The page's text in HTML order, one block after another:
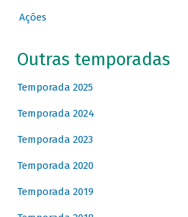
Ações
Outras temporadas
Temporada 2025
Temporada 2024
Temporada 2023
Temporada 2020
Temporada 2019